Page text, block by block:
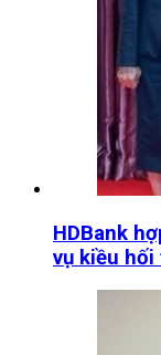
HDBank
vụ kiều hối